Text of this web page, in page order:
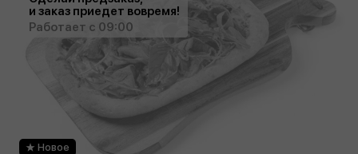
и заказ приедет вовремя!
Работает с 09:00
Новое